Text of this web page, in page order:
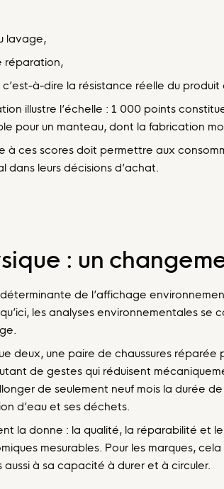
lavage,
réparation,
à-dire la résistance réelle du produit
illustre l’échelle : 1 000 points
pour un manteau, dont la fabrication
à ces scores doit permettre aux
dans leurs décisions d’achat.
: un
de l’affichage
les analyses environnementales se
deux, une paire de chaussures
de gestes qui réduisent
de seulement neuf mois la durée
d’eau et ses déchets.
la donne : la qualité, la réparabilité et
mesurables. Pour les marques,
à sa capacité à durer et à circuler.